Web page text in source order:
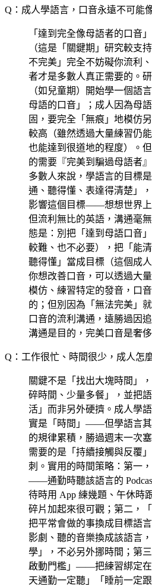
Q：成人學語言，口音永遠不可能
「達到完全像母語者的口音
（這是「關鍵期」研究較支
不完美」完全不妨礙你流利
者才是多數人真正需要的。
（如兒童期）開始學一個語
母語的口音」；成人因為母
固，要完全「無痕」地模仿
較高（雖然透過大量練習仍
也能達到很道地的程度）。
的需要『完美到騙過母語者
多數人來說，學語言的目標
通、聽得懂、表達得清楚」
影響這個目標——想想世界
但流利無比的英語，溝通毫
態是：別把「達到母語口音
較難、也不必要），把「能
聽得懂」當成目標（這個成
你想改善口音，可以透過大
模仿、練習特定的發音，口
的；但別因為「無法完美」
口音的流利溝通，遠勝過因
溝通是目的，完美口音是奢
Q：工作很忙、時間很少，成人怎
關鍵不是「找出大塊時間」
碎時間、少量多餐」，並把
活」而非另外硬擠。成人學
實是「時間」——但學語言其
的規律累積，勝過週末一次
需要的是「持續接觸與反覆
刺。實用的時間策略：第一
——通勤時聽該語言的
待時用 App 練幾題、午休時
碎片加起來很可觀；第二，
把平常會做的事換成目標語
影劇、聽的音樂換成該語言
學」，不必另外挪時間；第
啟動門檻」——把練習綁定
天通勤一定聽」「睡前一定